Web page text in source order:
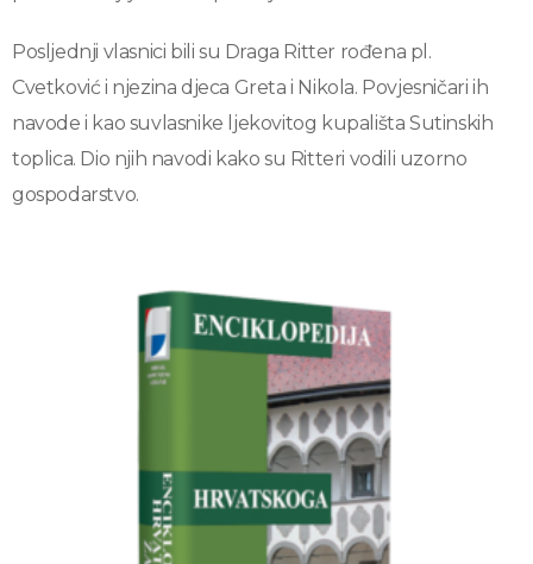
Posljednji vlasnici bili su Draga Ritter rođena pl.
Cvetković i njezina djeca Greta i Nikola. Povjesničari ih
navode i kao suvlasnike ljekovitog kupališta Sutinskih
toplica. Dio njih navodi kako su Ritteri vodili uzorno
gospodarstvo.